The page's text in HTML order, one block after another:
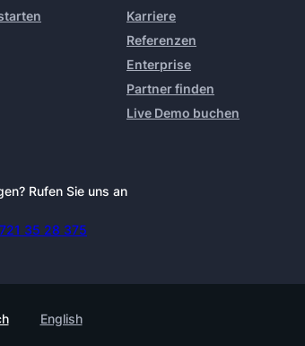
Karriere
Referenzen
Enterprise
Partner finden
Live Demo buchen
Rufen Sie uns an
35 28 375
English